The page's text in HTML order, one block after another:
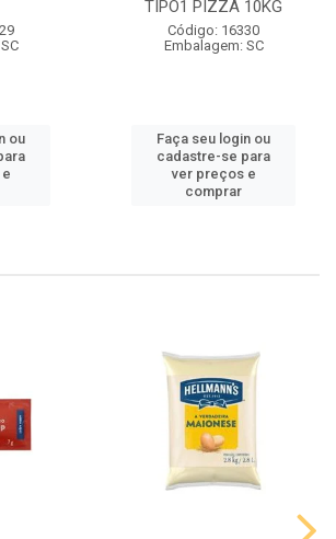
ou
TIPO1 PIZZA 10KG
Código: 16330
Embalagem: SC
Faça seu login ou
cadastre-se para
ver preços e
comprar